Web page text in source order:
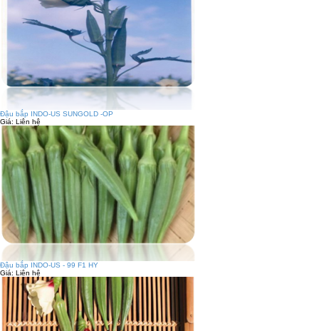
Đậu bắp INDO-US SUNGOLD -OP
Giá: Liên hệ
Đậu bắp INDO-US - 99 F1 HY
Giá: Liên hệ